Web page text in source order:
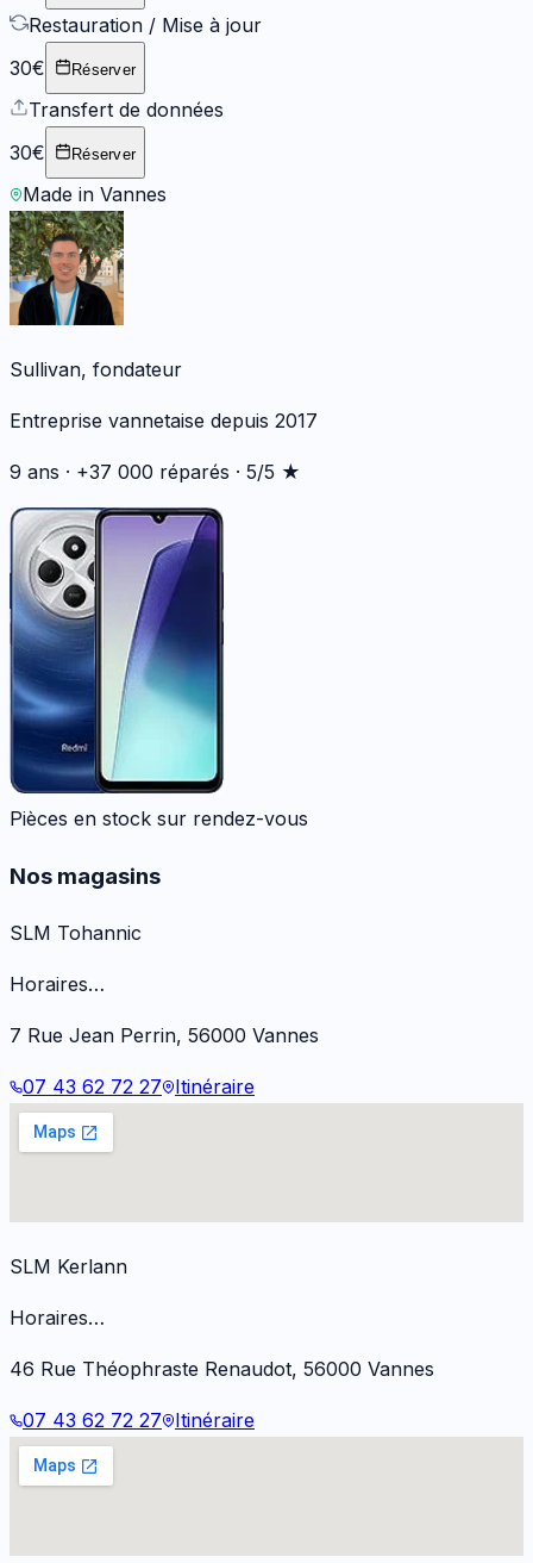
Restauration / Mise à jour
30€
Réserver
Transfert de données
30€
Réserver
Made in Vannes
Sullivan, fondateur
Entreprise vannetaise depuis 2017
9 ans · +37 000 réparés · 5/5 ★
Pièces en stock sur rendez-vous
Nos magasins
SLM Tohannic
Horaires…
7 Rue Jean Perrin, 56000 Vannes
07 43 62 72 27 Itinéraire
SLM Kerlann
Horaires…
46 Rue Théophraste Renaudot, 56000 Vannes
07 43 62 72 27 Itinéraire